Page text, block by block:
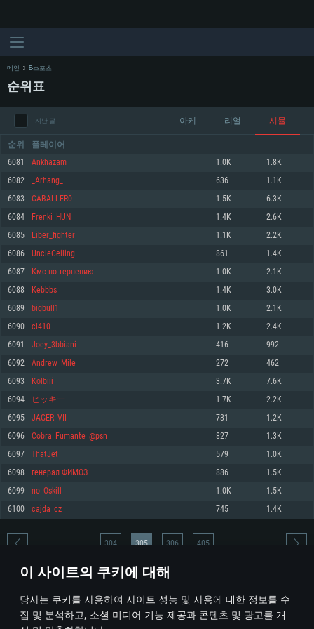
이 사이트의 쿠키에 대해
당사는 쿠키를 사용하여 사이트 성능 및 사용에 대한 정보를 수
집 및 분석하고, 소셜 미디어 기능 제공과 콘텐츠 및 광고를 개
최소사양
운영체제: Windows 10 (64 bit)
프로세서: 2.2 GHz 듀얼코어 이상
메모리: 4GB
그래픽 카드: DirectX 11 이상을 지원하는 AMD Radeon 77XX / NVIDIA
GeForce GT 660. 최소 사양 해상도: 720p
네트워크: 브로드밴드 인터넷
여유 저장 공간: 22.1 GB (최소 클라이언트)
권장 사양
570 혹은 그 이상
여유 저장 공간: 62.2 GB (전체 클라이언트)
최소사양
운영체제: Mac OS Big Sur 11.0
프로세서: 최소 2.2 GHz의 Core i5 (Intel Xeon 은 지원하지 않습니다)
메모리: 6 GB
그래픽 카드: Metal 을 지원하는 Intel Iris Pro 5200 (Mac), 혹은 이와 비슷한 성
능을 가지는 Mac 버전의 AMD/Nvidia. 최소 해상도: 720p
네트워크: 브로드밴드 인터넷
여유 저장 공간: 22.1 GB (최소 클라이언트)
권장 사양
네트워크: 브로드밴드 인터넷
여유 저장 공간: 62.2 GB (전체 클라이언트)
최소사양
운영체제: 64bit Linux 중 최신 버전
프로세서: 2.4 GHz 듀얼코어
메모리: 4 GB
그래픽 카드: Vulkan 을 지원하고, 최신 그래픽 드라이버를 지원하는 NVIDIA
660 (6개월 미만) 혹은 그와 동급의 성능을 가지며 최신 그래픽 드라이버를 지
원하는 AMD (6개월 미만; 최소사양 지원 해상도 720p)
네트워크: 브로드밴드 인터넷
여유 저장 공간: 22.1 GB (최소 클라이언트)
권장 사양
운영체제: Ubuntu 20.04 64bit
프로세서: Intel Core i7
메모리: 16 GB
그래픽 카드: Vulkan 을 지원하고, 최신 그래픽 드라이버를 지원하는 NVIDIA
1060 (6개월 미만) 혹은 그와 동급의 성능을 가지며 최신 그래픽 드라이버를
지원하는 AMD RX 570 (6개월 미만; 최소사양 지원 해상도 720p) 이상
여유 저장 공간: 62.2 GB (전체 클라이언트)
메인 E-스포츠
순위표
지난 달 아케 리얼 시뮬
순위 플레이어
6081 Ankhazam 1.0K 1.8K
6082 _Arhang_ 636 1.1K
6083 CABALLER0 1.5K 6.3K
6084 Frenki_HUN 1.4K 2.6K
6085 Liber_fighter 1.1K 2.2K
6086 UncleCeiling 861 1.4K
6087 Кмc пo терпeнию 1.0K 2.1K
6088 Kebbbs 1.4K 3.0K
6089 bigbull1 1.0K 2.1K
6090 cl410 1.2K 2.4K
6091 Joey_3bbiani 416 992
6092 Andrew_Mile 272 462
6093 Kolbiii 3.7K 7.6K
6094 ヒッキ一 1.7K 2.2K
6095 JAGER_VII 731 1.2K
6096 Cobra_Fumante_@psn 827 1.3K
6097 ThatJet 579 1.0K
6098 генерал ФИМОЗ 886 1.5K
6099 no_Oskill 1.0K 1.5K
6100 cajda_cz 745 1.4K
* 순위표는 매일 1회 갱신됩니다
304 305 306 405